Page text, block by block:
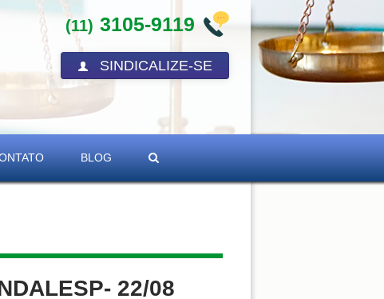
(11) 3105-9119
SINDICALIZE-SE
BLOG
22/08